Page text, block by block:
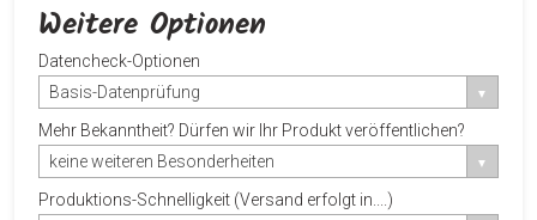
Weitere Optionen
Datencheck-Optionen
Basis-Datenprüfung
Mehr Bekanntheit? Dürfen wir Ihr Produkt veröffentlichen?
keine weiteren Besonderheiten
Produktions-Schnelligkeit (Versand erfolgt in....)